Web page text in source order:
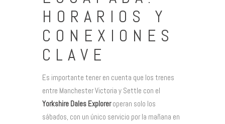
HORARIOS Y
CONEXIONES
CLAVE
Es importante tener en cuenta que los trenes
entre Manchester Victoria y Settle con el
Yorkshire Dales Exploreroperan solo los
sábados, con un único servicio por la mañana en